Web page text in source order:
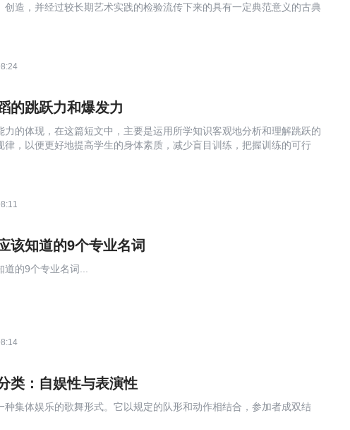
创造，并经过较长期艺术实践的检验流传下来的具有一定典范意义的古典
的跳跃力和爆发力
力的体现，在这篇短文中，主要是运用所学知识客观地分析和理解跳跃的
律，以便更好地提高学生的身体素质，减少盲目训练，把握训练的可行
该知道的9个专业名词
的9个专业名词...
类：自娱性与表演性
种集体娱乐的歌舞形式。它以规定的队形和动作相结合，参加者成双结